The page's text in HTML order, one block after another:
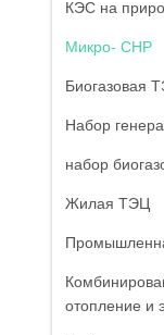
КЭС на
Микро- CHP
Биогазовая
Набор
набор
Жилая ТЭЦ
отопление и